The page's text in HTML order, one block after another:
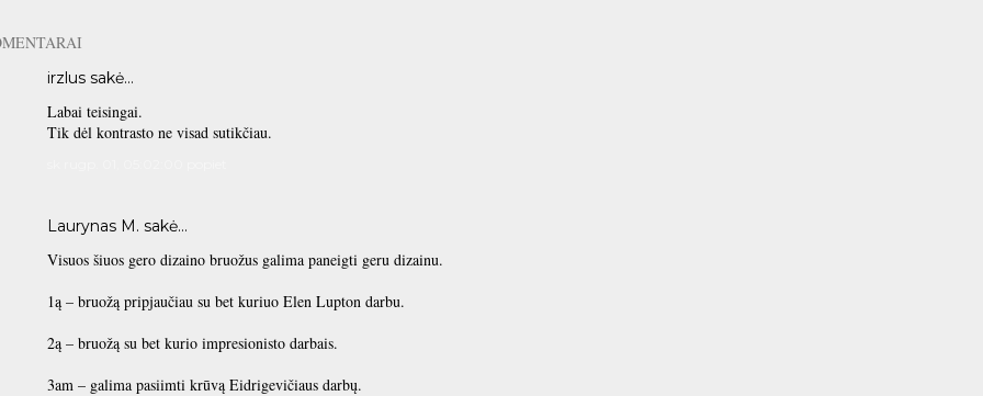
irzlus sakė…
Labai teisingai.
Tik dėl kontrasto ne visad sutikčiau.
Laurynas M. sakė…
Visuos šiuos gero dizaino bruožus galima paneigti geru dizainu.
1ą – bruožą pripjaučiau su bet kuriuo Elen Lupton darbu.
2ą – bruožą su bet kurio impresionisto darbais.
3am – galima pasiimti krūvą Eidrigevičiaus darbų.